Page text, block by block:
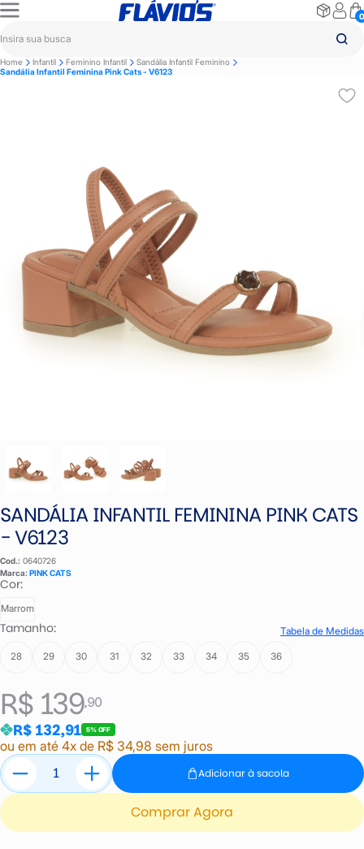
0
Home Infantil Feminino Infantil
Sandália Infantil Feminino
Sandália Infantil Feminina Pink Cats - V6123
SANDÁLIA INFANTIL FEMININA PINK CATS
- V6123
Cod.: 0640726
Marca: PINK CATS
R$ 139,90
R$ 132,91 5% OFF
ou em até 4x de R$ 34,98 sem juros
Cor:
Marrom
Tamanho: Tabela de Medidas
28 29 30 31 32 33 34 35 36
Adicionar à sacola
Comprar Agora